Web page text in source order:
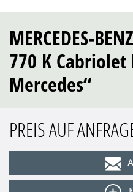
MERCEDES-BENZ
770 K
Mercedes“
PREIS AUF